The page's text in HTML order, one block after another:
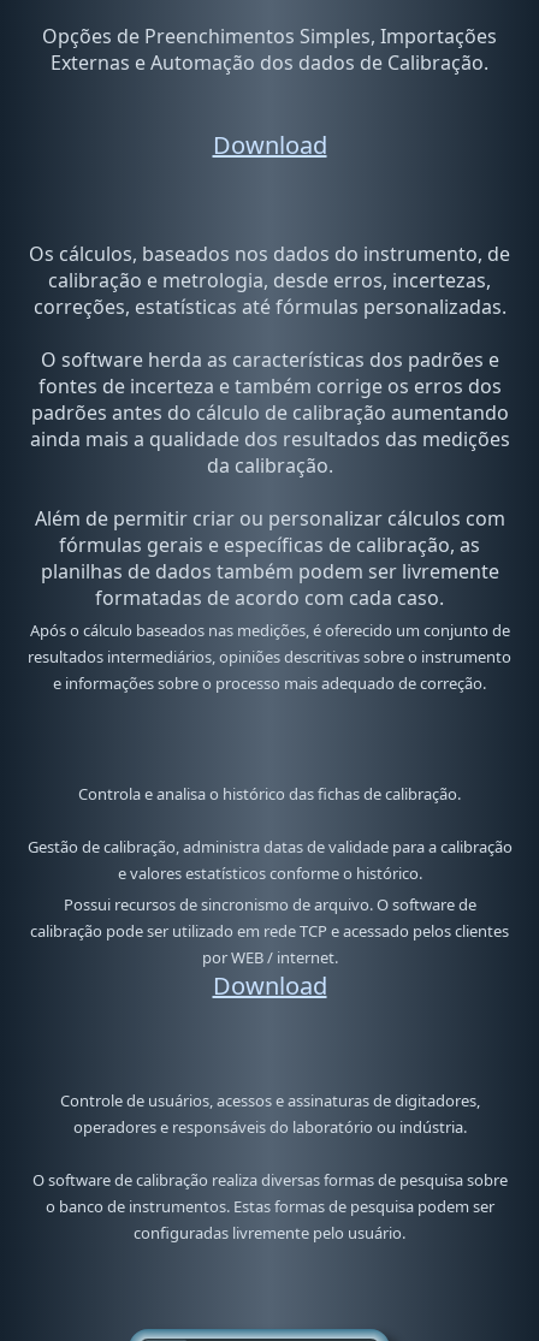
Opções de Preenchimentos Simples, Importações
Externas e Automação dos dados de Calibração.
Download
Os cálculos, baseados nos dados do instrumento, de
calibração e metrologia, desde erros, incertezas,
correções, estatísticas até fórmulas personalizadas.
O software herda as características dos padrões e
fontes de incerteza e também corrige os erros dos
padrões antes do cálculo de calibração aumentando
ainda mais a qualidade dos resultados das medições
da calibração.
Além de permitir criar ou personalizar cálculos com
fórmulas gerais e específicas de calibração, as
planilhas de dados também podem ser livremente
formatadas de acordo com cada caso.
Após o cálculo baseados nas medições, é oferecido um conjunto de
resultados intermediários, opiniões descritivas sobre o instrumento
e informações sobre o processo mais adequado de correção.
Controla e analisa o histórico das fichas de calibração.
Gestão de calibração, administra datas de validade para a calibração
e valores estatísticos conforme o histórico.
Possui recursos de sincronismo de arquivo. O software de
calibração pode ser utilizado em rede TCP e acessado pelos clientes
por WEB / internet.
Download
Controle de usuários, acessos e assinaturas de digitadores,
operadores e responsáveis do laboratório ou indústria.
O software de calibração realiza diversas formas de pesquisa sobre
o banco de instrumentos. Estas formas de pesquisa podem ser
configuradas livremente pelo usuário.